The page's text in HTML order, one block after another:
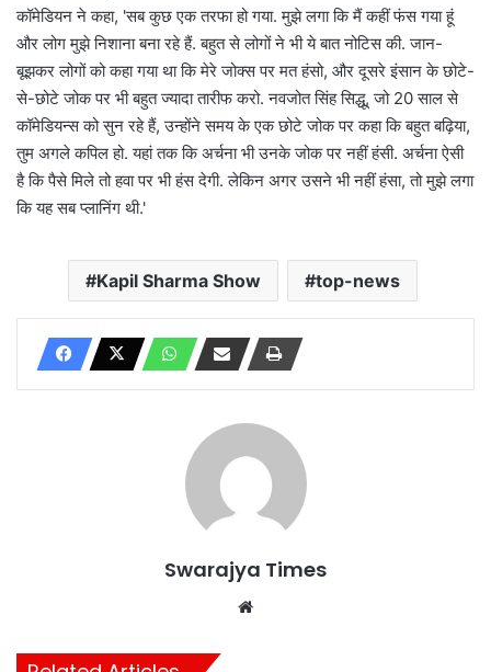
कॉमेडियन ने कहा, 'सब कुछ एक तरफा हो गया. मुझे लगा कि मैं कहीं फंस गया हूं
और लोग मुझे निशाना बना रहे हैं. बहुत से लोगों ने भी ये बात नोटिस की. जान-
बूझकर लोगों को कहा गया था कि मेरे जोक्स पर मत हंसो, और दूसरे इंसान के छोटे-
से-छोटे जोक पर भी बहुत ज्यादा तारीफ करो. नवजोत सिंह सिद्धू, जो 20 साल से
कॉमेडियन्स को सुन रहे हैं, उन्होंने समय के एक छोटे जोक पर कहा कि बहुत बढ़िया,
तुम अगले कपिल हो. यहां तक कि अर्चना भी उनके जोक पर नहीं हंसी. अर्चना ऐसी
है कि पैसे मिले तो हवा पर भी हंस देगी. लेकिन अगर उसने भी नहीं हंसा, तो मुझे लगा
कि यह सब प्लानिंग थी.'
Kapil Sharma Show top-news
Swarajya Times